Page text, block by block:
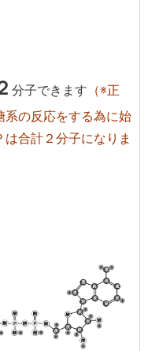
分子できます （※正
系の反応をする為に始
合計２分子になりま